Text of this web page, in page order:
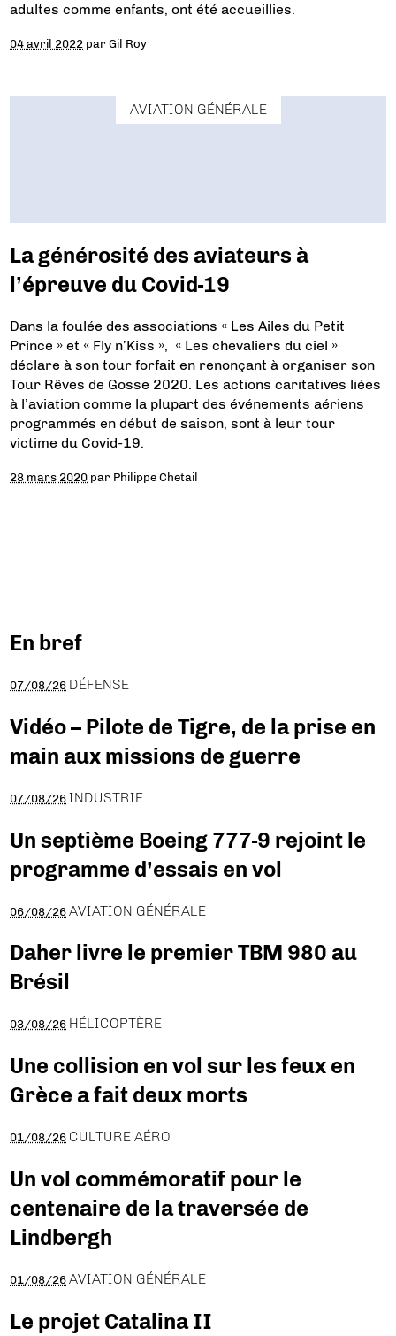
adultes comme enfants, ont été accueillies.
04 avril 2022 parGil Roy
AVIATION GÉNÉRALE
La générosité des aviateurs à
l’épreuve du Covid-19
Dans la foulée des associations « Les Ailes du Petit
Prince » et « Fly n’Kiss », « Les chevaliers du ciel »
déclare à son tour forfait en renonçant à organiser son
Tour Rêves de Gosse 2020. Les actions caritatives liées
à l’aviation comme la plupart des événements aériens
programmés en début de saison, sont à leur tour
victime du Covid-19.
28 mars 2020 par Philippe Chetail
En bref
07/08/26 DÉFENSE
Vidéo – Pilote de Tigre, de la prise en
main aux missions de guerre
07/08/26 INDUSTRIE
Un septième Boeing 777-9 rejoint le
programme d’essais en vol
06/08/26 AVIATION GÉNÉRALE
Daher livre le premier TBM 980 au
Brésil
03/08/26 HÉLICOPTÈRE
Une collision en vol sur les feux en
Grèce a fait deux morts
01/08/26 CULTURE AÉRO
Un vol commémoratif pour le
centenaire de la traversée de
Lindbergh
01/08/26 AVIATION GÉNÉRALE
Le projet Catalina II